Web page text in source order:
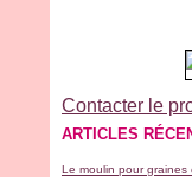
Contacter le
ARTICLES
Le moulin pour